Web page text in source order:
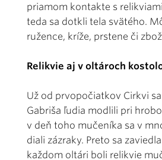
priamom kontakte s
teda sa dotkli tela svätého.
ružence, kríže, prstene či
Relikvie aj v oltároch
Už od prvopočiatkov Cirkvi
Gabriša ľudia modlili pri
v deň toho mučeníka sa v
diali zázraky. Preto sa
každom oltári boli relikvie